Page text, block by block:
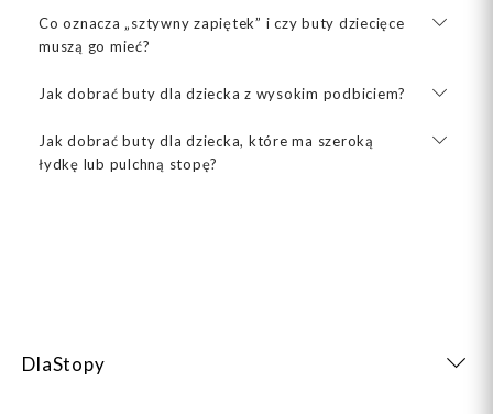
Co oznacza „sztywny zapiętek” i czy buty dziecięce
muszą go mieć?
Jak dobrać buty dla dziecka z wysokim podbiciem?
Jak dobrać buty dla dziecka, które ma szeroką
łydkę lub pulchną stopę?
DlaStopy